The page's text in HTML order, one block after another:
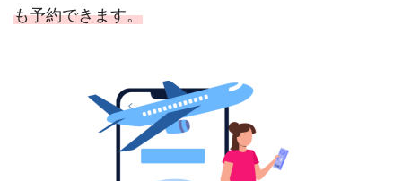
も予約できます。